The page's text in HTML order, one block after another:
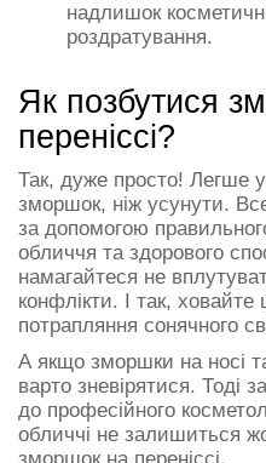
надлишок
роздратування.
Як позбутися
переніссі?
Так, дуже просто! Легше
зморшок, ніж усунути.
за допомогою
обличчя та здорового
намагайтеся не
конфлікти. І так, ховайте
потрапляння сонячного
А якщо зморшки на носі
варто зневірятися. Тоді
до професійного
обличчі не залишиться
зморшок на переніссі.